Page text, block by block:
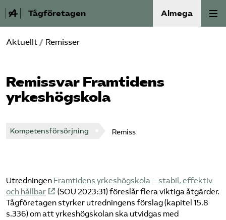
Tågföretagen Almega
Aktuellt
Reformagenda för järnvägen
Våra frågor
Aktiviteter
Kontakt
Mina sidor (almega.se)
Aktuellt / Remisser
Remissvar Framtidens
yrkeshögskola
Kompetensförsörjning Remiss
Utredningen Framtidens yrkeshögskola – stabil, effektiv
och hållbar
(SOU 2023:31) föreslår flera viktiga åtgärder.
Tågföretagen styrker utredningens förslag (kapitel 15.8
s.336) om att yrkeshögskolan ska utvidgas med